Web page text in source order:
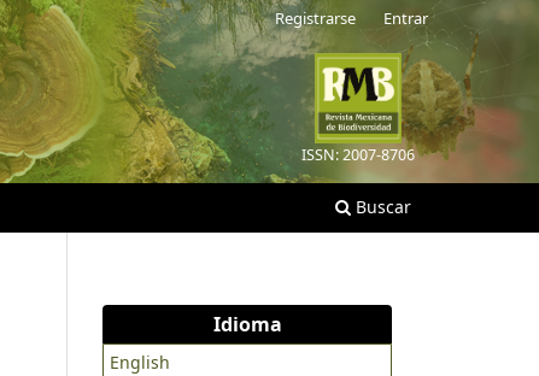
ISSN: 2007-8706
Buscar
Registrarse Entrar
Idioma
English